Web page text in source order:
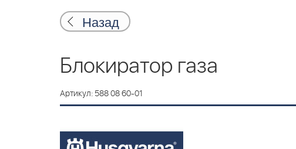
Назад
Блокиратор газа
Артикул: 588 08 60-01